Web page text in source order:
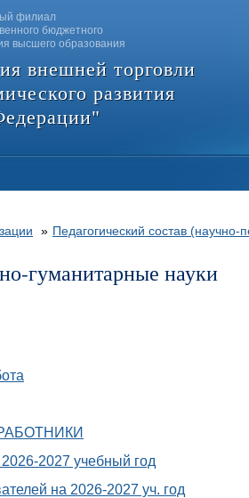
филиал
бюджетного
высшего образования
внешней торговли
развития
» Педагогический состав (научно-
гуманитарные науки
2027 учебный год
на 2026-2027 уч. год